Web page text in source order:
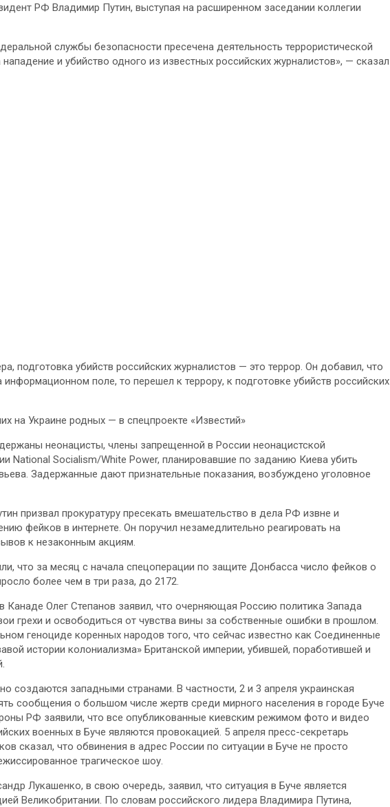
РФ Владимир Путин, выступая на расширенном заседании коллегии
службы безопасности пресечена деятельность террористической
и убийство одного из известных российских журналистов», — сказал
подготовка убийств российских журналистов — это террор. Он добавил, что
поле, то перешел к террору, к подготовке убийств российских
на Украине родных — в спецпроекте «Известий»
неонацисты, члены запрещенной в России неонацистской
National Socialism/White Power, планировавшие по заданию Киева убить
Задержанные дают признательные показания, возбуждено уголовное
призвал прокуратуру пресекать вмешательство в дела РФ извне и
фейков в интернете. Он поручил незамедлительно реагировать на
к незаконным акциям.
что за месяц с начала спецоперации по защите Донбасса число фейков о
более чем в три раза, до 2172.
Канаде Олег Степанов заявил, что очерняющая Россию политика Запада
грехи и освободиться от чувства вины за собственные ошибки в прошлом.
геноциде коренных народов того, что сейчас известно как Соединенные
истории колониализма» Британской империи, убившей, поработившей и
создаются западными странами. В частности, 2 и 3 апреля украинская
сообщения о большом числе жертв среди мирного населения в городе Буче
РФ заявили, что все опубликованные киевским режимом фото и видео
военных в Буче являются провокацией. 5 апреля пресс-секретарь
сказал, что обвинения в адрес России по ситуации в Буче не просто
трагическое шоу.
Лукашенко, в свою очередь, заявил, что ситуация в Буче является
Великобритании. По словам российского лидера Владимира Путина,